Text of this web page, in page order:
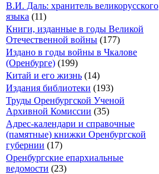
В.И. Даль: хранитель великорусского
языка (11)
Книги, изданные в годы Великой
Отечественной войны (177)
Издано в годы войны в Чкалове
(Оренбурге) (199)
Китай и его жизнь (14)
Издания библиотеки (193)
Труды Оренбургской Ученой
Архивной Комиссии (35)
Адрес-календари и справочные
(памятные) книжки Оренбургской
губернии (17)
Оренбургские епархиальные
ведомости (23)